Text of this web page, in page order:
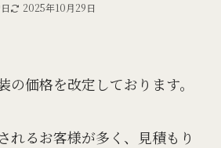
2025年10月29日
の価格を改定しております。
れるお客様が多く、見積もり